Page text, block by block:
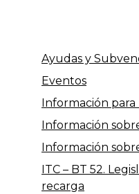
Ayudas y
Eventos
Información para
Información
Información
ITC – BT 52.
recarga